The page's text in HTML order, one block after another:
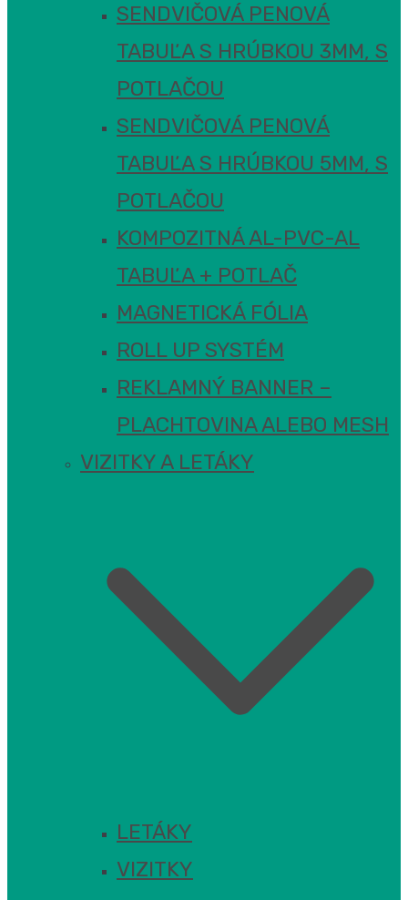
SENDVIČOVÁ PENOVÁ
TABUĽA S HRÚBKOU 3MM, S
POTLAČOU
SENDVIČOVÁ PENOVÁ
TABUĽA S HRÚBKOU 5MM, S
POTLAČOU
KOMPOZITNÁ AL-PVC-AL
TABUĽA + POTLAČ
MAGNETICKÁ FÓLIA
ROLL UP SYSTÉM
REKLAMNÝ BANNER –
PLACHTOVINA ALEBO MESH
VIZITKY A LETÁKY
LETÁKY
VIZITKY